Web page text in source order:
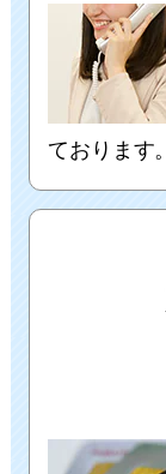
ております。